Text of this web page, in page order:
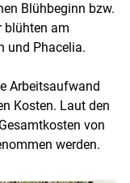
Blühbeginn bzw.
blühten am
und Phacelia.
Arbeitsaufwand
Kosten. Laut den
von
werden.